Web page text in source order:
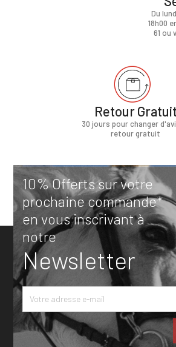
Du
18h00
61 ou
Retour Gratuit
30 jours pour changer
retour gratuit
10% Offerts sur votre
prochaine commande*
en vous inscrivant à
notre
Newsletter